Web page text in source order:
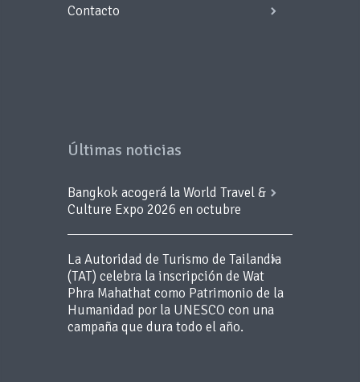
Contacto
Últimas noticias
Bangkok acogerá la World Travel &
Culture Expo 2026 en octubre
La Autoridad de Turismo de Tailandia
(TAT) celebra la inscripción de Wat
Phra Mahathat como Patrimonio de la
Humanidad por la UNESCO con una
campaña que dura todo el año.